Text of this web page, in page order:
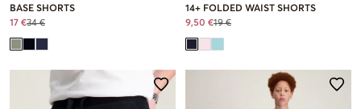
BASE SHORTS
17 €34 €
14+ FOLDED WAIST SHORTS
9,50 €19 €